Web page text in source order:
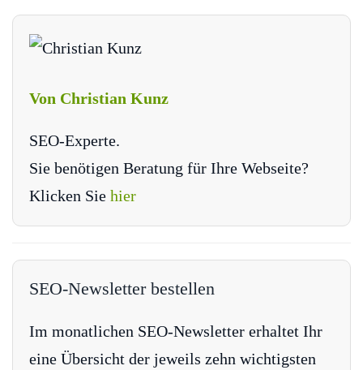
Von Christian Kunz
SEO-Experte.
Sie benötigen Beratung für Ihre Webseite?
Klicken Sie hier
SEO-Newsletter bestellen
Im monatlichen SEO-Newsletter erhaltet Ihr
eine Übersicht der jeweils zehn wichtigsten